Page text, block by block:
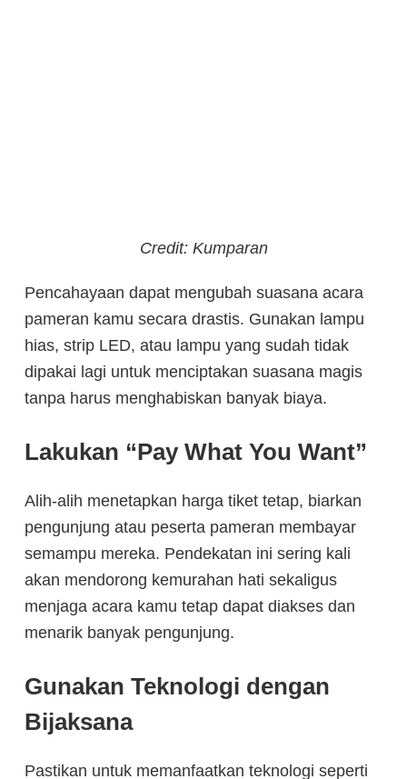
Credit: Kumparan
Pencahayaan dapat mengubah suasana acara
pameran kamu secara drastis. Gunakan lampu
hias, strip LED, atau lampu yang sudah tidak
dipakai lagi untuk menciptakan suasana magis
tanpa harus menghabiskan banyak biaya.
Lakukan “Pay What You Want”
Alih-alih menetapkan harga tiket tetap, biarkan
pengunjung atau peserta pameran membayar
semampu mereka. Pendekatan ini sering kali
akan mendorong kemurahan hati sekaligus
menjaga acara kamu tetap dapat diakses dan
menarik banyak pengunjung.
Gunakan Teknologi dengan
Bijaksana
Pastikan untuk memanfaatkan teknologi seperti